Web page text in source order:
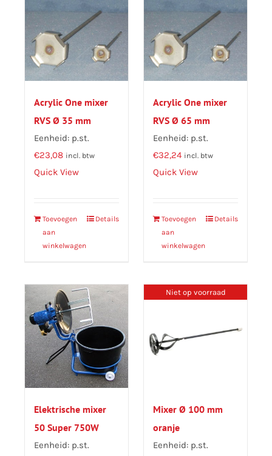
Acrylic One mixer
RVS Ø 35 mm
Eenheid: p.st.
€23,08 incl. btw
Quick View
Toevoegen
aan
winkelwagen
Details
Acrylic One mixer
RVS Ø 65 mm
Eenheid: p.st.
€32,24 incl. btw
Quick View
Toevoegen
aan
winkelwagen
Details
Elektrische mixer
50 Super 750W
Eenheid: p.st.
Niet op voorraad
Mixer Ø 100 mm
oranje
Eenheid: p.st.